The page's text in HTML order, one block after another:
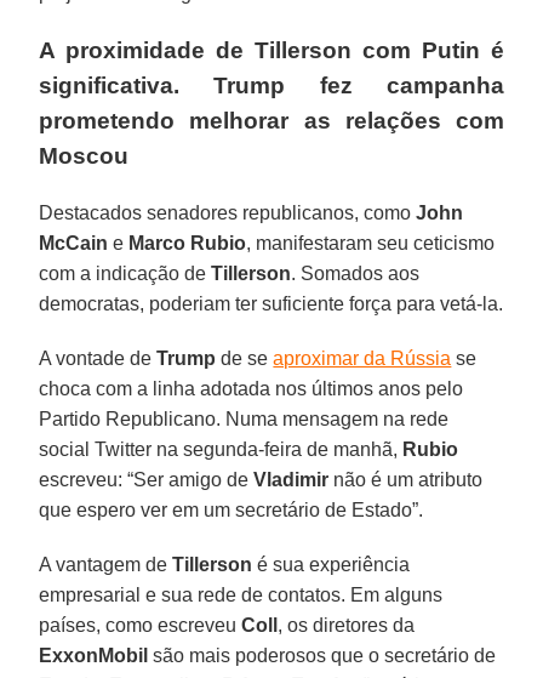
A proximidade de Tillerson com Putin é
significativa. Trump fez campanha
prometendo melhorar as relações com
Moscou
Destacados senadores republicanos, comoJohn
McCain e Marco Rubio, manifestaram seu ceticismo
com a indicação deTillerson. Somados aos
democratas, poderiam ter suficiente força para vetá-la.
A vontade deTrump de seaproximar da Rússia se
choca com a linha adotada nos últimos anos pelo
Partido Republicano. Numa mensagem na rede
social Twitter na segunda-feira de manhã, Rubio
escreveu: “Ser amigo deVladimir não é um atributo
que espero ver em um secretário de Estado”.
A vantagem deTillerson é sua experiência
empresarial e sua rede de contatos. Em alguns
países, como escreveuColl , os diretores da
ExxonMobil são mais poderosos que o secretário de